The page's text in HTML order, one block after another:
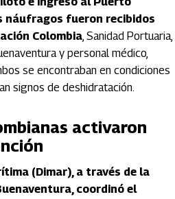
náufragos fueron recibidos
Colombia, Sanidad Portuaria,
y personal médico,
se encontraban en condiciones
signos de deshidratación.
activaron
(Dimar), a través de la
coordinó el